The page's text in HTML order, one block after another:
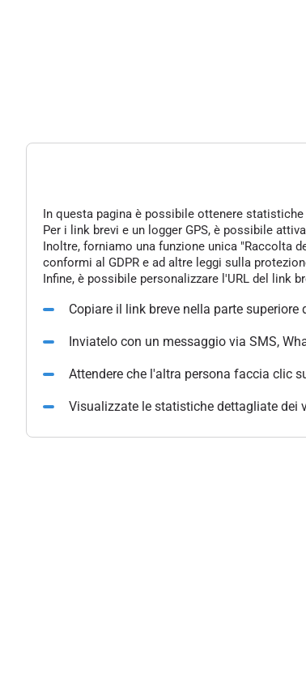
In questa pagina è possibile ottenere
Per i link brevi e un logger GPS, è possibile
Inoltre, forniamo una funzione unica "Raccolta
conformi al GDPR e ad altre leggi sulla
Infine, è possibile personalizzare l'URL del link
Copiare il link breve nella parte superiore
Inviatelo con un messaggio via SMS,
Attendere che l'altra persona faccia clic
Visualizzate le statistiche dettagliate dei